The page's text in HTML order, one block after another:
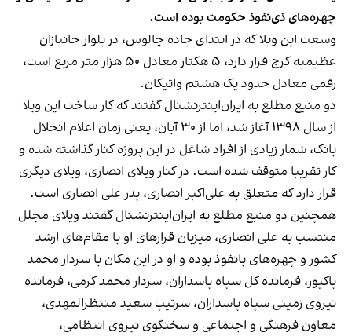
چهره‌های ذی‌نفوذ حکومت بوده است.
وسعت این ویلا که در ابتدای جاده چالوس، در بلوار جانبازان
عظیمیه کرج قرار دارد، ۵ هکتار معادل ۵۰ هزار متر مربع است،
رقمی معادل حدود یک هشتم واتیکان.
دو منبع مطلع به ایران‌اینترنشنال گفتند که کار ساخت این ویلا
از سال ۱۳۹۸ آغاز شد، اما از ۳۰ آبان، یعنی زمان اعلام انحلال
بانک، شمار زیادی از افراد شاغل در این پروژه کنار گذاشته شده و
کار تقریبا متوقف شده است. در کنار ویلای انصاری، ویلای دیگری
قرار دارد که متعلق به علی‌اکبر انصاری، پدر علی انصاری است.
همچنین دو منبع مطلع به ایران‌اینترنشنال گفتند ویلای مجلل
منتسب به علی انصاری، میزبان قرارهای او با مقام‌های ارشد
کشور و چهره‌های بانفوذ بوده و او در این مکان با سردار محمد
پاکپور، فرمانده کل سپاه پاسداران، سردار محمد کرمی، فرمانده
نیروی زمینی سپاه پاسداران، سرتیپ سعید منتظر‌المهدی،
معاون فرهنگی و اجتماعی و سخنگوی نیروی انتظامی،